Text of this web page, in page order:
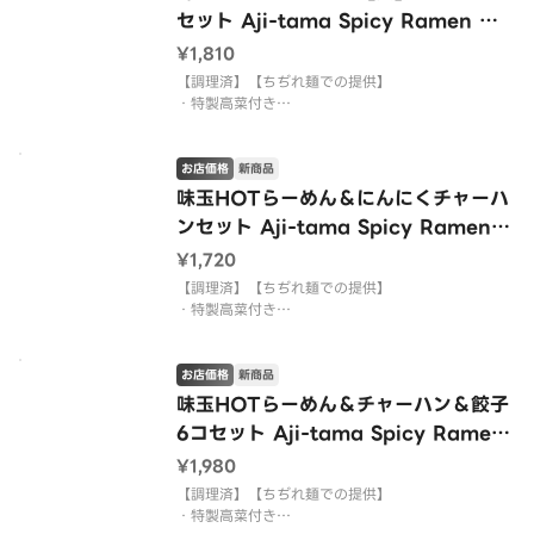
・にんにく、ごま、紅生姜を入れることはできませ
ん。
セット Aji-tama Spicy Ramen ＆
Large Fried Rice Set
¥1,810
【調理済】【ちぢれ麺での提供】
・特製高菜付き
ります。
・背脂の増量、減量、麺の種類を変更する対応はで
きません。
・にんにく、ごま、紅生姜を入れることはできませ
ん。
味玉HOTらーめん＆にんにくチャーハ
ンセット Aji-tama Spicy Ramen
＆ Garlic Fried Rice Set
お店価格 新商品
¥1,720
【調理済】【ちぢれ麺での提供】
・特製高菜付き
ります。
・背脂の増量、減量、麺の種類を変更する対応はで
きません。
・にんにく、ごま、紅生姜を入れることはできませ
ん。
味玉HOTらーめん＆チャーハン＆餃子
6コセット Aji-tama Spicy Ramen
＆ Fried Rice ＆ Gyoza （pan-frie
d dumpling） - 6pcs Set
お店価格 新商品
¥1,980
【調理済】【ちぢれ麺での提供】
・特製高菜付き